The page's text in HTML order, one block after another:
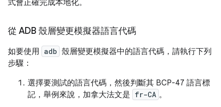
式會正確完成本地化。
從 ADB 殼層變更模擬器語言代碼
如要使用 adb 殼層變更模擬器中的語言代碼，請執行下列
步驟：
選擇要測試的語言代碼，然後判斷其 BCP-47 語言標
記，舉例來說，加拿大法文是 fr-CA 。